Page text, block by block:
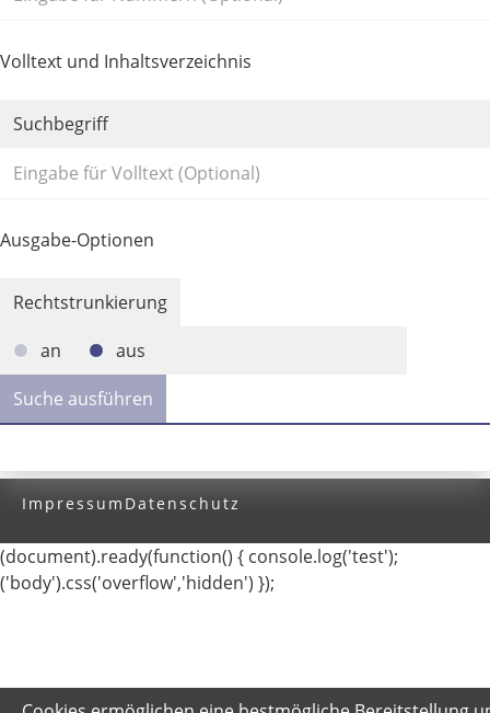
Volltext und Inhaltsverzeichnis
Suchbegriff
Ausgabe-Optionen
Rechtstrunkierung
an
aus
Impressum Datenschutz
(document).ready(function() { console.log('test');
('body').css('overflow','hidden') });